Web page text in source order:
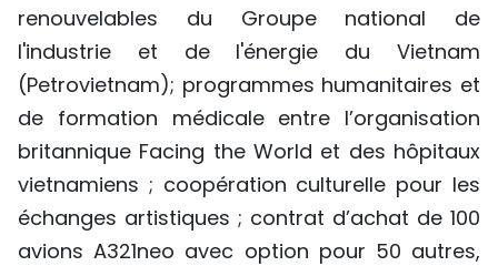
renouvelables du Groupe national de
l'industrie et de l'énergie du Vietnam
(Petrovietnam); programmes humanitaires et
de formation médicale entre l’organisation
britannique Facing the World et des hôpitaux
vietnamiens ; coopération culturelle pour les
échanges artistiques ; contrat d’achat de 100
avions A321neo avec option pour 50 autres,